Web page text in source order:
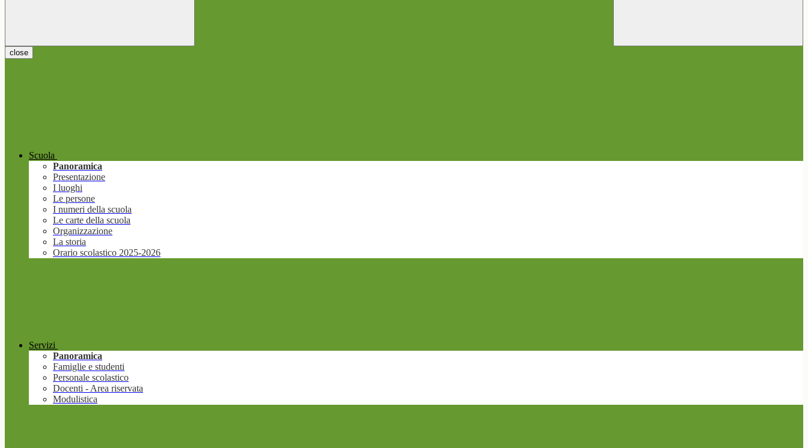
close
Scuola
Panoramica
Presentazione
I luoghi
Le persone
I numeri della scuola
Le carte della scuola
Organizzazione
La storia
Orario scolastico 2025-2026
Servizi
Panoramica
Famiglie e studenti
Personale scolastico
Docenti - Area riservata
Modulistica